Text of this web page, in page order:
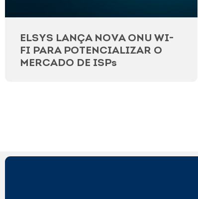
ELSYS LANÇA NOVA ONU WI-
FI PARA POTENCIALIZAR O
MERCADO DE ISPs